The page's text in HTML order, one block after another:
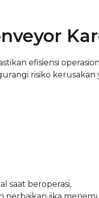
efisiensi
risiko kerusakan
saat beroperasi,